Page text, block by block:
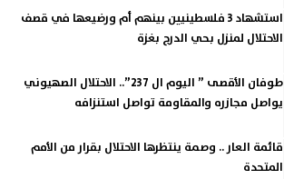
استشهاد 3 فلسطينيين بينهم أم ورضيعها في قصف
الاحتلال لمنزل بحي الدرج بغزة
طوفان الأقصى ” اليوم ال 237”.. الاحتلال الصهيوني
يواصل مجازره والمقاومة تواصل استنزافه
قائمة العار .. وصمة ينتظرها الاحتلال بقرار من الأمم
المتحدة